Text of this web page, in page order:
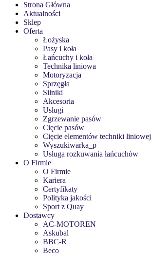
Strona Główna
Aktualności
Sklep
Oferta
Łożyska
Pasy i koła
Łańcuchy i koła
Technika liniowa
Motoryzacja
Sprzęgła
Silniki
Akcesoria
Usługi
Zgrzewanie pasów
Cięcie pasów
Cięcie elementów techniki liniowej
Wyszukiwarka_p
Usługa rozkuwania łańcuchów
O Firmie
O Firmie
Kariera
Certyfikaty
Polityka jakości
Sport z Quay
Dostawcy
AC-MOTOREN
Askubal
BBC-R
Beco